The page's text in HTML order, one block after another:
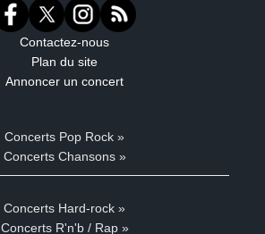
Contactez-nous
Plan du site
Annoncer un concert
Concerts Pop Rock »
Concerts Chansons »
Concerts Hard-rock »
Concerts R'n'b / Rap »